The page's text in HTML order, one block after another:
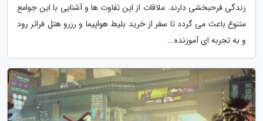
زندگی فرحبخشی دارند. ملاقات از این تفاوت ها و آشنایی با این جوامع
متنوع باعث می گردد تا سفر از خرید بلیط هواپیما و رزرو هتل فراتر رود
و به تجربه ای آموزنده...